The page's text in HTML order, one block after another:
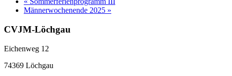
Männerwochenende 2025 »
CVJM-Löchgau
Eichenweg 12
74369 Löchgau